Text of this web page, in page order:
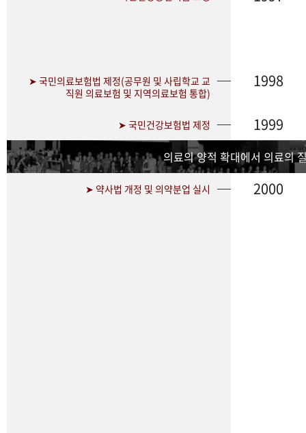
➤ 국민의료보험법 제정(공무원 및 사립학교 교
직원 의료보험 및 지역의료보험 통합)
1998
➤ 국민건강보험법 제정 1999
의료의 양적 확대에서 의료의
➤ 약사법 개정 및 의약분업 실시 2000